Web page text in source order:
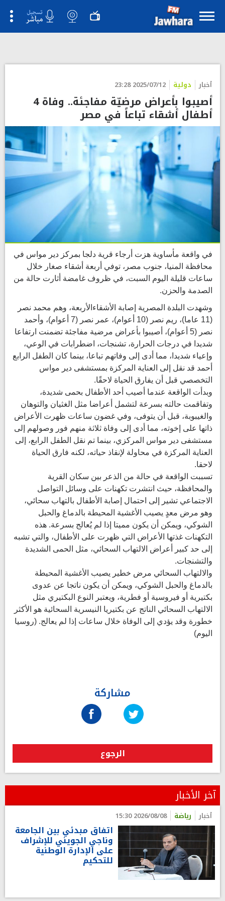
أخبار دولية 2025/07/12 23:28
أصيبوا بأعراض مرضيّة مفاجئة.. وفاة 4
أطفال أشقاء تباعاً في مصر
في واقعة مأساوية هزت أرجاء قرية دلجا بمركز دير مواس في
محافظة المنيا، جنوب مصر، توفي أربعة أشقاء صغار خلال
ساعات قليلة اليوم السبت، في ظروف غامضة أثارت حالة من
الصدمة والحزن.
وشهدت البلدة المصرية إصابة الأشقاءالأربعة، وهم محمد نصر
(11 عاما)، ريم نصر (10 أعوام)، عمر نصر (7 أعوام)، وأحمد
نصر (5 أعوام)، أصيبوا بأعراض مرضية مفاجئة تضمنت ارتفاعا
شديدا في درجات الحرارة، تشنجات، اضطرابات في الوعي،
وإعياء شديدا، مما أدى إلى وفاتهم تباعا، بينما كان الطفل الرابع
أحمد قد نقل إلى العناية المركزة بمستشفى دير مواس
التخصصي قبل أن يفارق الحياة لاحقًا.
وبدأت الواقعة عندما أصيب أحد الأطفال بحمى شديدة،
وتفاقمت حالته بسرعة لتشمل أعراضا مثل الغثيان والتوهان
والغيبوبة، قبل أن يتوفى، وفي غضون ساعات ظهرت الأعراض
ذاتها على إخوته، مما أدى إلى وفاة ثلاثة منهم فور وصولهم إلى
مستشفى دير مواس المركزي، بينما تم نقل الطفل الرابع، إلى
العناية المركزة في محاولة لإنقاذ حياته، لكنه فارق الحياة
لاحقا.
تسببت الواقعة في حالة من الذعر بين سكان القرية
والمحافظة، حيث انتشرت تكهنات على وسائل التواصل
الاجتماعي تشير إلى احتمال إصابة الأطفال بالتهاب سحائي،
وهو مرض معدٍ يصيب الأغشية المحيطة بالدماغ والحبل
الشوكي، ويمكن أن يكون مميتا إذا لم يُعالج بسرعة. هذه
التكهنات غذتها الأعراض التي ظهرت على الأطفال، والتي تشبه
إلى حد كبير أعراض الالتهاب السحائي، مثل الحمى الشديدة
والتشنجات.
والالتهاب السحائي مرض خطير يصيب الأغشية المحيطة
بالدماغ والحبل الشوكي، ويمكن أن يكون ناتجا عن عدوى
بكتيرية أو فيروسية أو فطرية، ويعتبر النوع البكتيري مثل
الالتهاب السحائي الناتج عن بكتيريا النيسرية السحائية هو الأكثر
خطورة وقد يؤدي إلى الوفاة خلال ساعات إذا لم يعالج. (روسيا
اليوم)
مشاركة
الرجوع
آخر الأخبار
أخبار رياضة 2026/08/08 15:30
اتفاق مبدئي بين الجامعة
وناجي الجويني للإشراف
على الإدارة الوطنية
للتحكيم